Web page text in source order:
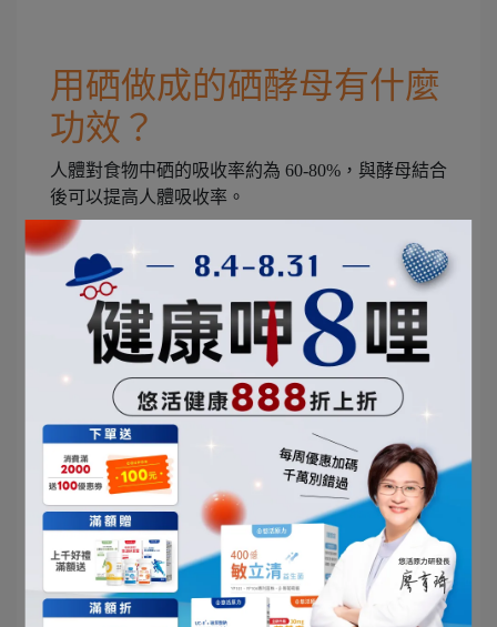
用硒做成的硒酵母有什麼
功效？
人體對食物中硒的吸收率約為 60-80%，與酵母結合
後可以提高人體吸收率。
硒酵母除了含蛋白質，還有 維生素C、其
他微量礦物質，營養素方面更多元。
另外，攝取硒酵母也比較不容易有攝取過量的狀
推薦含有硒的保健食品：
葉黃素+蝦紅素
結帳輸入優惠碼
『YOHOBLOG』再折50
元！